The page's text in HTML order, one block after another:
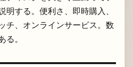
明する。便利さ、即時購入、
チ、オンラインサービス。数
。